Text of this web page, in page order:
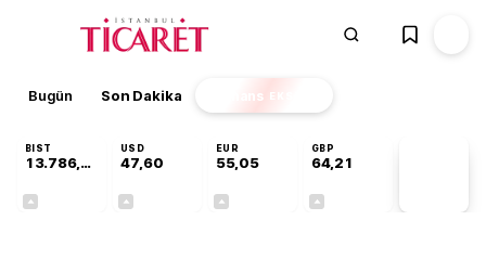
Bugün Son Dakika Finans EKSTRA
BIST
13.786,74
USD
47,60
EUR
55,05
GBP
64,21